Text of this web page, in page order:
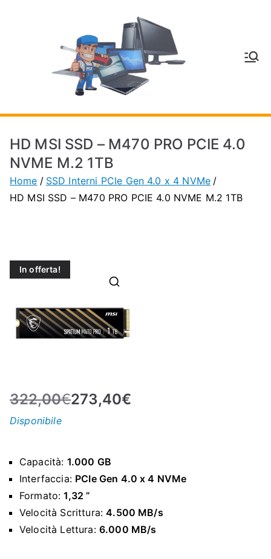
V
C
P
Inform
Telefo
Vignol
HD MSI SSD – M470 PRO PCIE 4.0
NVME M.2 1TB
Home
SSD Interni PCIe Gen 4.0 x 4 NVMe
HD MSI SSD – M470 PRO PCIE 4.0 NVME M.2 1TB
In offerta!
322,00€273,40€
Capacità: 1.000 GB
Interfaccia: PCIe Gen 4.0 x 4 NVMe
Formato:1,32 ”
Velocità Scrittura:4.500 MB/s
Velocità Lettura: 6.000 MB/s
Disponibile